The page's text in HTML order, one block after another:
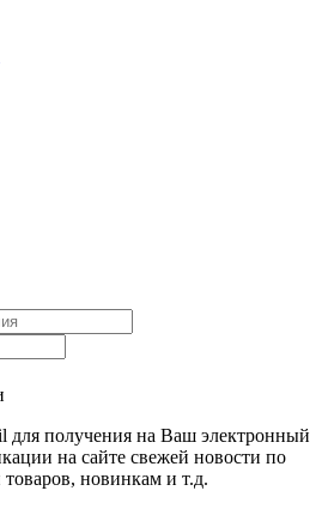
для получения на Ваш электронный
на сайте свежей новости по
товаров, новинкам и т.д.